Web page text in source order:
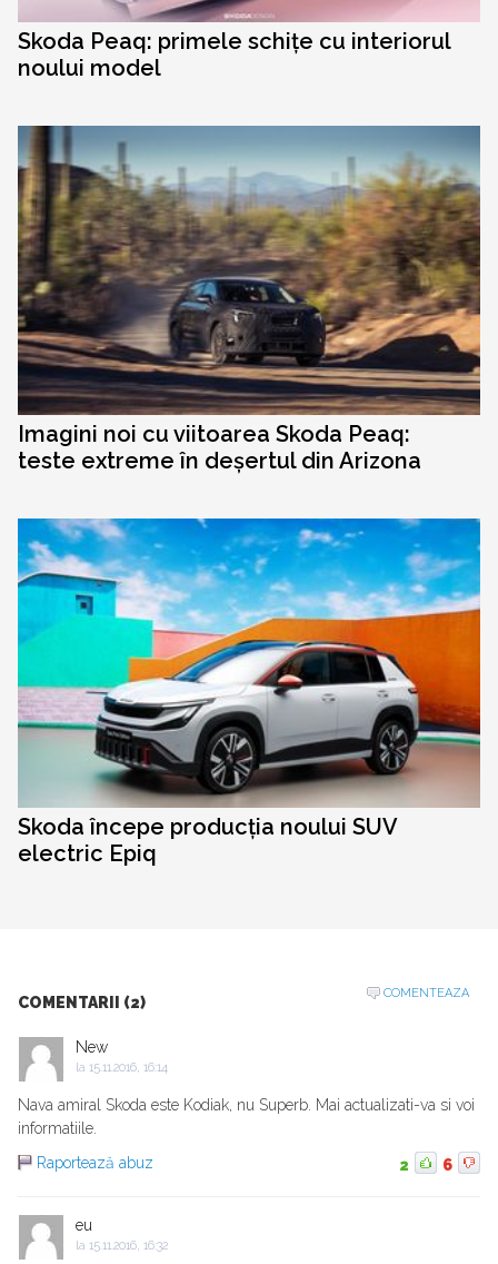
Skoda Peaq: primele schițe cu interiorul
noului model
Imagini noi cu viitoarea Skoda Peaq:
teste extreme în deșertul din Arizona
Skoda începe producția noului SUV
electric Epiq
COMENTARII (2)
COMENTEAZA
New
la 15.11.2016, 16:14
Nava amiral Skoda este Kodiak, nu Superb. Mai actualizati-va si voi
informatiile.
Raportează abuz
2 6
eu
la 15.11.2016, 16:32